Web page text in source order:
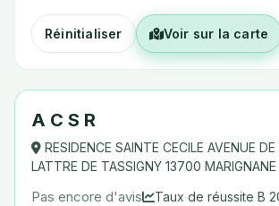
Réinitialiser Voir sur la carte
A C S R
RESIDENCE SAINTE CECILE AVENUE DE
LATTRE DE TASSIGNY 13700 MARIGNANE
Pas encore d'avis Taux de réussite B